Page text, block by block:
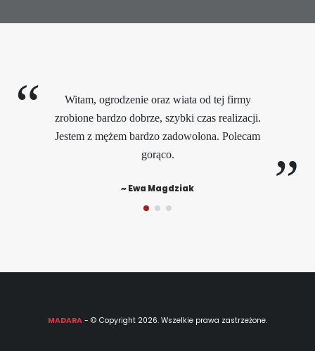
Witam, ogrodzenie oraz wiata od tej firmy
zrobione bardzo dobrze, szybki czas realizacji.
Jestem z mężem bardzo zadowolona. Polecam
gorąco.
~ Ewa Magdziak
MADARA - © Copyright 2026. Wszelkie prawa zastrzeżone.